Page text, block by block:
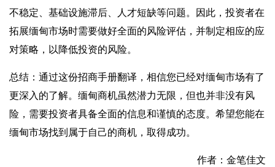
不稳定、基础设施滞后、人才短缺等问题。因此，投资者在
拓展缅甸市场时需要做好全面的风险评估，并制定相应的应
对策略，以降低投资的风险。
总结：通过这份招商手册翻译，相信您已经对缅甸市场有了
更深入的了解。缅甸商机虽然潜力无限，但也并非没有风
险，需要投资者具备全面的信息和谨慎的态度。希望您能在
缅甸市场找到属于自己的商机，取得成功。
作者：金笔佳文